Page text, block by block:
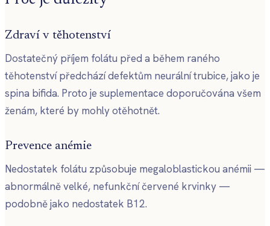
Zdraví v těhotenství
Dostatečný příjem folátu před a během raného
těhotenství předchází defektům neurální trubice, jako je
spina bifida. Proto je suplementace doporučována všem
ženám, které by mohly otěhotnět.
Prevence anémie
Nedostatek folátu způsobuje megaloblastickou anémii —
abnormálně velké, nefunkční červené krvinky —
podobně jako nedostatek B12.